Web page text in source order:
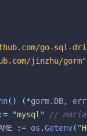
go-sql-
jinzhu/gorm"
() (*gorm. DB,
:= "mysql "
//
:= os .Getenv( "